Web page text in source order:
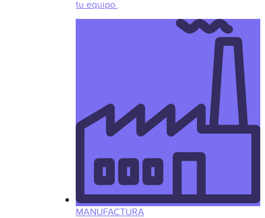
tu equipo.
MANUFACTURA